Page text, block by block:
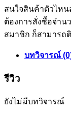
สนใจสินค้าตัวไหน
ต้องการสั่งซื้อจำน
สมาชิก ก็สามารถ
บทวิจารณ์
รีวิว
ยังไม่มีบทวิจารณ์